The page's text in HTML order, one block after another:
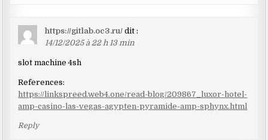
https://gitlab.oc3.ru/ dit :
14/12/2025 à 22 h 13 min
slot machine 4sh
References:
https://linkspreed.web4.one/read-blog/209867_luxor-hotel-
amp-casino-las-vegas-agypten-pyramide-amp-sphynx.html
Reply